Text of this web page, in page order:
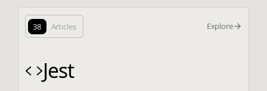
38 Articles Explore
Jest